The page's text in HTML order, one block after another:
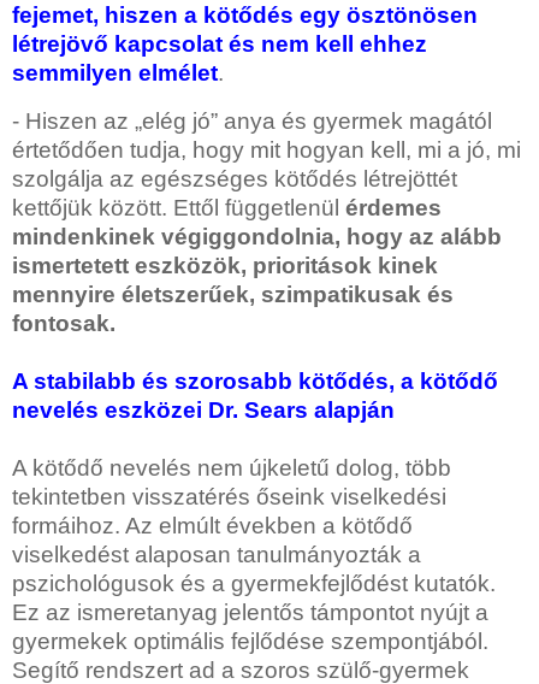
fejemet, hiszen a kötődés egy ösztönösen
létrejövő kapcsolat és nem kell ehhez
semmilyen elmélet.
- Hiszen az „elég jó” anya és gyermek magától
értetődően tudja, hogy mit hogyan kell, mi a jó, mi
szolgálja az egészséges kötődés létrejöttét
kettőjük között. Ettől függetlenül érdemes
mindenkinek végiggondolnia, hogy az alább
ismertetett eszközök, prioritások kinek
mennyire életszerűek, szimpatikusak és
fontosak.
A stabilabb és szorosabb kötődés, a kötődő
nevelés eszközei Dr. Sears alapján
A kötődő nevelés nem újkeletű dolog, több
tekintetben visszatérés őseink viselkedési
formáihoz. Az elmúlt években a kötődő
viselkedést alaposan tanulmányozták a
pszichológusok és a gyermekfejlődést kutatók.
Ez az ismeretanyag jelentős támpontot nyújt a
gyermekek optimális fejlődése szempontjából.
Segítő rendszert ad a szoros szülő-gyermek